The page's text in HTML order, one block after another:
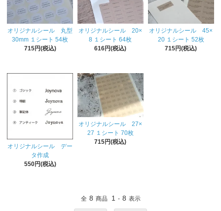
オリジナルシール 丸型
30mm １シート 54枚
715円(税込)
オリジナルシール 20×
8 １シート 64枚
616円(税込)
オリジナルシール 45×
20 １シート 52枚
715円(税込)
オリジナルシール デー
タ作成
550円(税込)
オリジナルシール 27×
27 １シート 70枚
715円(税込)
全 8 商品 1 - 8 表示